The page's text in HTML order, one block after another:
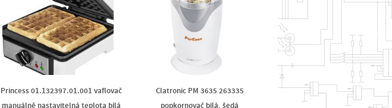
Princess 01.132397.01.001 vaflovač
manuálně nastavitelná teplota bílá
Clatronic PM 3635 263335
popkornovač bílá, šedá